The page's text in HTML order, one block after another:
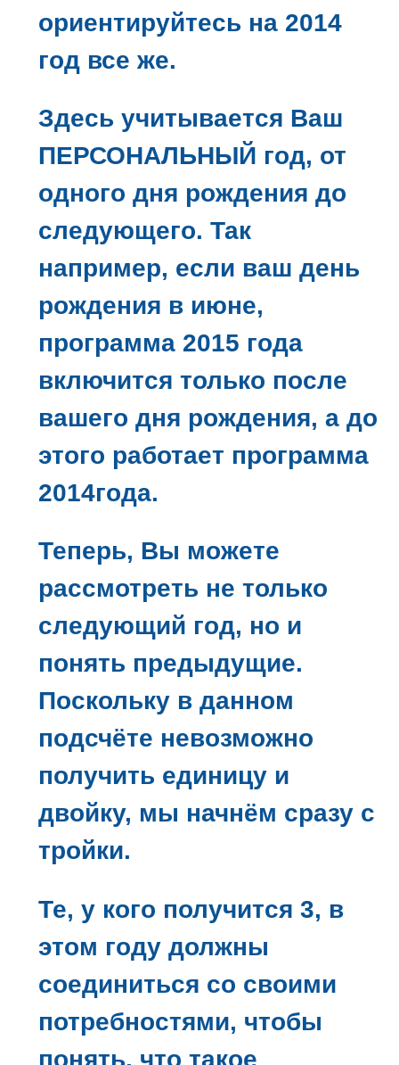
ориентируйтесь на 2014
год все же.
Здесь учитывается Ваш
ПЕРСОНАЛЬНЫЙ год, от
одного дня рождения до
следующего. Так
например, если ваш день
рождения в июне,
программа 2015 года
включится только после
вашего дня рождения, а до
этого работает программа
2014года.
Теперь, Вы можете
рассмотреть не только
следующий год, но и
понять предыдущие.
Поскольку в данном
подсчёте невозможно
получить единицу и
двойку, мы начнём сразу с
тройки.
Те, у кого получится 3, в
этом году должны
соединиться со своими
потребностями, чтобы
понять, что такое